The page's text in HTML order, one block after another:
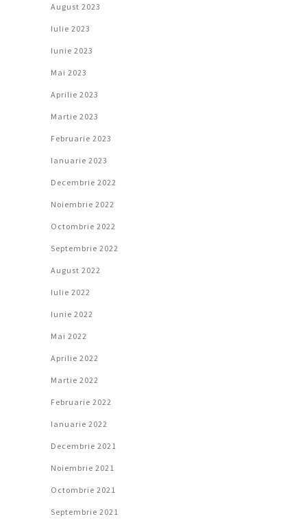
August 2023
Iulie 2023
Iunie 2023
Mai 2023
Aprilie 2023
Martie 2023
Februarie 2023
Ianuarie 2023
Decembrie 2022
Noiembrie 2022
Octombrie 2022
Septembrie 2022
August 2022
Iulie 2022
Iunie 2022
Mai 2022
Aprilie 2022
Martie 2022
Februarie 2022
Ianuarie 2022
Decembrie 2021
Noiembrie 2021
Octombrie 2021
Septembrie 2021